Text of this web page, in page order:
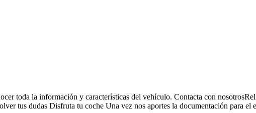
toda la información y características del vehículo. Contacta con nosotros
tus dudas Disfruta tu coche Una vez nos aportes la documentación para el